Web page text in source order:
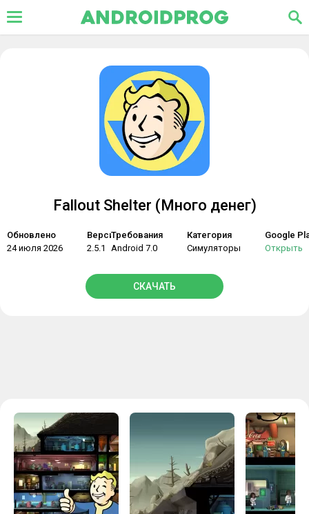
Fallout Shelter (Много денег)
Обновлено
24 июля 2026
Версия
2.5.1
Требования
Android 7.0
Категория
Симуляторы
Google
Открыть
СКАЧАТЬ